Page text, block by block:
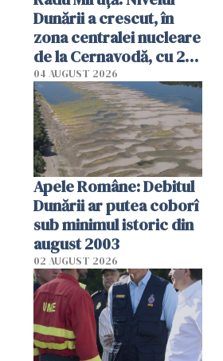
Dunării a crescut, în
zona centralei nucleare
de la Cernavodă, cu 2
cm faţă de ziua trecută
04 AUGUST 2026
Apele Române: Debitul
Dunării ar putea coborî
sub minimul istoric din
august 2003
02 AUGUST 2026